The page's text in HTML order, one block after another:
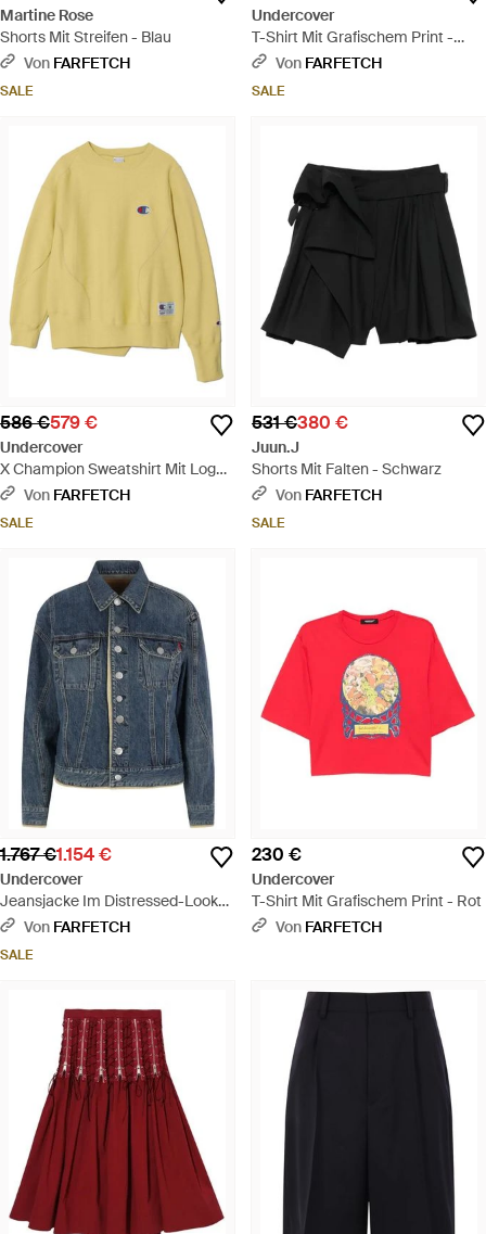
Martine Rose
Shorts Mit Streifen - Blau
Von FARFETCH
SALE
Undercover
T-Shirt Mit Grafischem Print -
Schwarz
Von FARFETCH
SALE
586 €579 €
Undercover
X Champion Sweatshirt Mit Logo-
Patch - Gelb
Von FARFETCH
SALE
531 €380 €
Juun.J
Shorts Mit Falten - Schwarz
Von FARFETCH
SALE
1.767 €1.154 €
Undercover
Jeansjacke Im Distressed-Look
Mit Kontrastdetails - Blau
Von FARFETCH
SALE
230 €
Undercover
T-Shirt Mit Grafischem Print - Rot
Von FARFETCH